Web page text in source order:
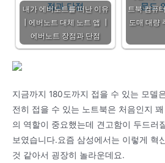
내가 에버노트를 떠난 이유
┃에버노트 대체 노트 앱 ┃
에버노트 장점과 단점
트북 컴퓨
도매 대량
지금까지 180도까지 접을 수 있는 모델
전히 접을 수 있는 노트북은 처음인지
의 역할이 중요했는데 견고함이 두드러
보였습니다.요즘 삼성에서는 이렇게 혁
것 같아서 굉장히 놀라운데요.